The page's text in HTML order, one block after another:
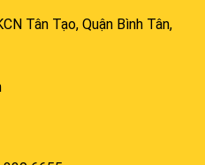
Tân Tạo, Quận Bình Tân,